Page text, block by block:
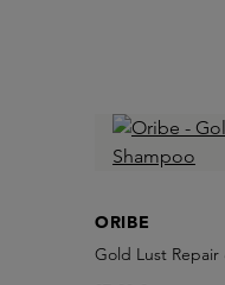
ORIBE
Gold Lust